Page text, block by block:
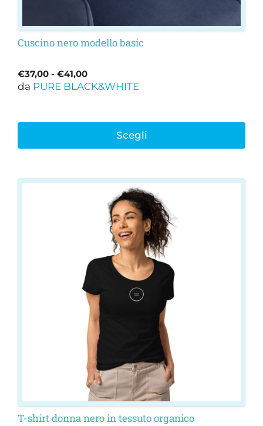
Cuscino nero modello basic
€37,00 - €41,00Fascia
di
€37,00
€41,00
da PURE BLACK&WHITE
Scegli
T-shirt donna nero in tessuto organico
Questo